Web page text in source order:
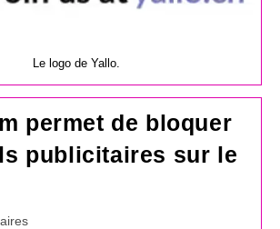
Le logo de Yallo.
permet de bloquer
publicitaires sur le